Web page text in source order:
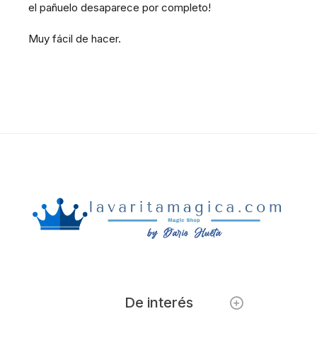
el pañuelo desaparece por completo!
Muy fácil de hacer.
De interés